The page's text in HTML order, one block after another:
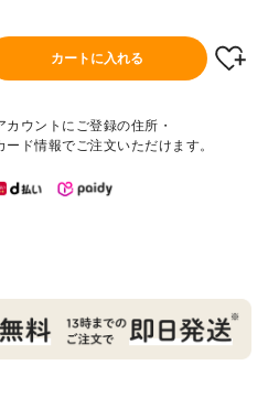
カートに入れる
ウントにご登録の住所・
ード情報でご注文いただけます。